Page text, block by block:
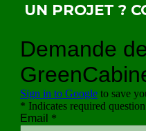
UN PROJET ?